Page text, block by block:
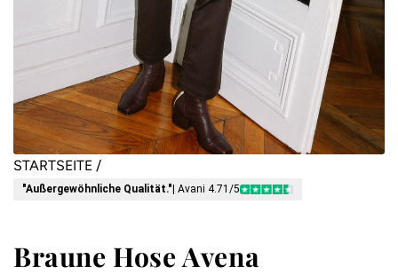
STARTSEITE /
"Außergewöhnliche Qualität." | Avani 4.71/5
Braune Hose Avena